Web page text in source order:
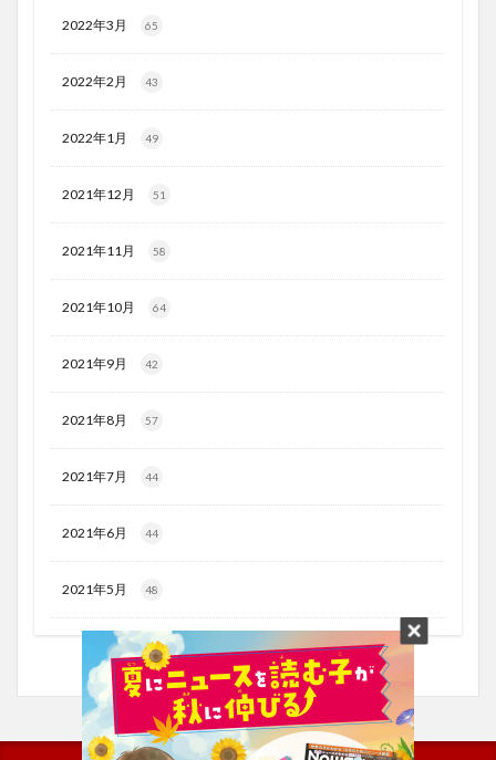
2022年3月 65
2022年2月 43
2022年1月 49
2021年12月 51
2021年11月 58
2021年10月 64
2021年9月 42
2021年8月 57
2021年7月 44
2021年6月 44
2021年5月 48